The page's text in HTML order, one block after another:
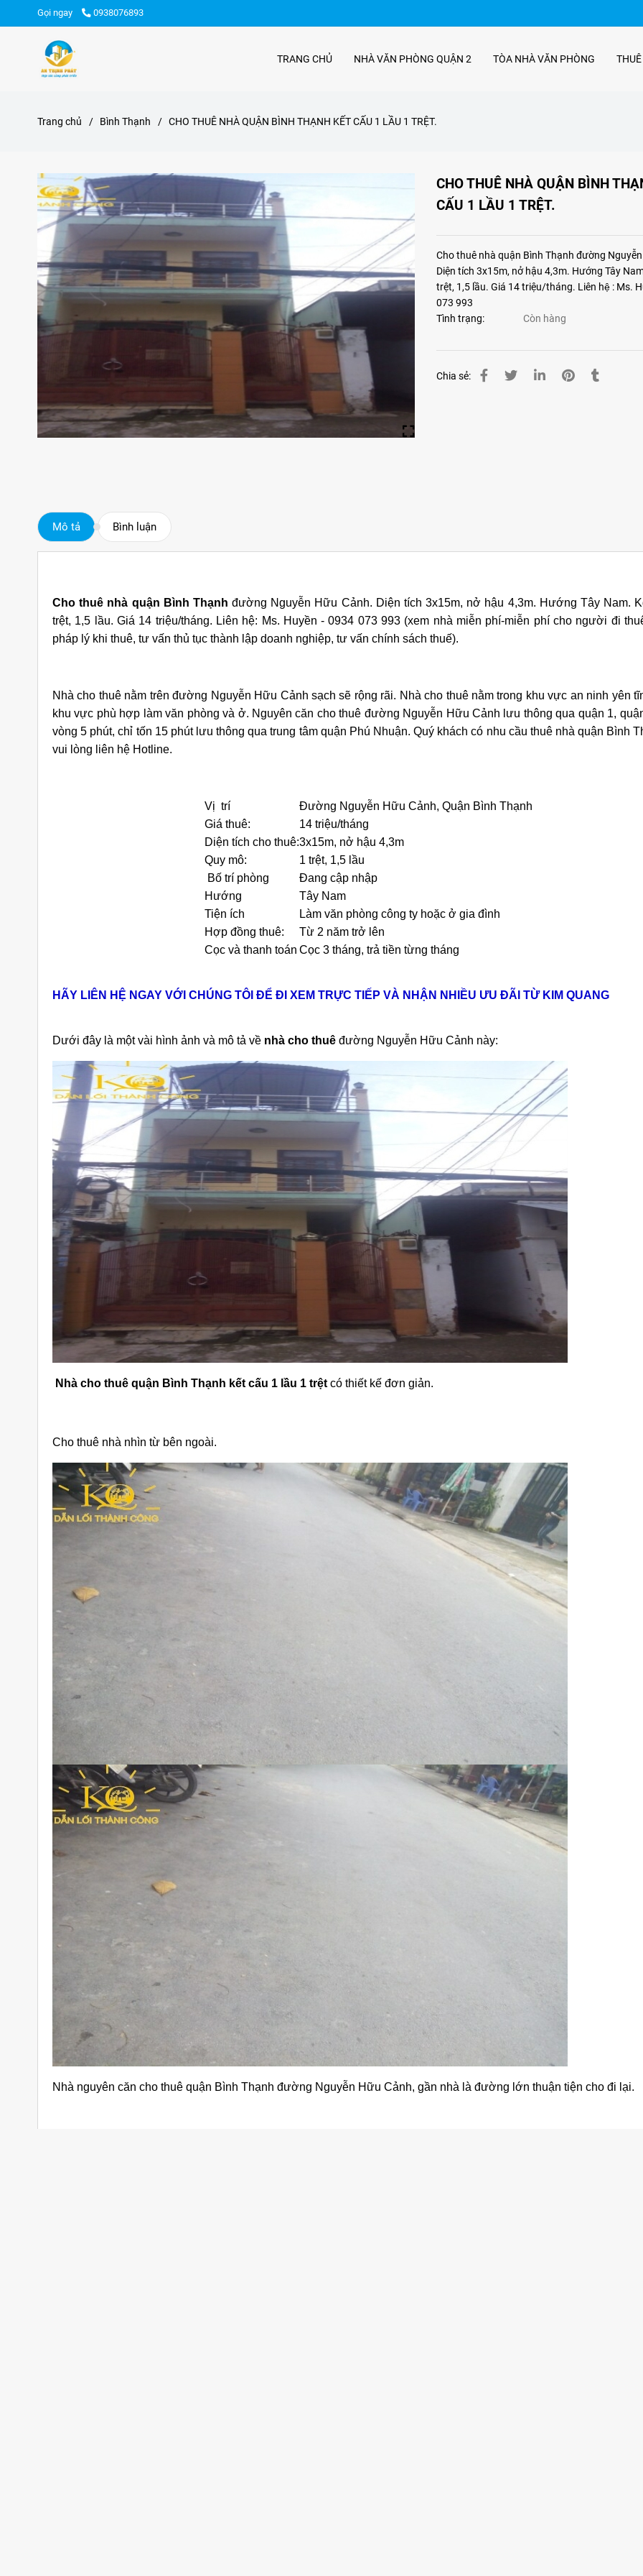
Gọi ngay 0938076893
TRANG CHỦ NHÀ VĂN PHÒNG QUẬN 2 TÒA NHÀ VĂN PHÒNG
Trang chủ / Bình Thạnh / CHO THUÊ NHÀ QUẬN BÌNH THẠNH KẾT CẤU 1 LẦU 1 TRỆT.
CHO THUÊ NHÀ QUẬN BÌNH
CẤU 1 LẦU 1 TRỆT.
Cho thuê nhà quận Bình Thạnh đường
Diện tích 3x15m, nở hậu 4,3m. Hướng Tây
trệt, 1,5 lầu. Giá 14 triệu/tháng. Liên hệ : Ms.
073 993
Tình trạng:
Còn hàng
Chia sẻ:
Mô tả Bình luận
Cho thuê nhà quận Bình Thạnh đường Nguyễn Hữu Cảnh. Diện tích 3x15m, nở hậu 4,3m. Hướng Tây Nam.
trệt, 1,5 lầu. Giá 14 triệu/tháng. Liên hệ: Ms. Huyền - 0934 073 993 (xem nhà miễn phí-miễn phí cho người đi
pháp lý khi thuê, tư vấn thủ tục thành lập doanh nghiệp, tư vấn chính sách thuế).
Nhà cho thuê nằm trên đường Nguyễn Hữu Cảnh sạch sẽ rộng rãi. Nhà cho thuê nằm trong khu vực an ninh yên
khu vực phù hợp làm văn phòng và ở. Nguyên căn cho thuê đường Nguyễn Hữu Cảnh lưu thông qua quận 1,
vòng 5 phút, chỉ tốn 15 phút lưu thông qua trung tâm quận Phú Nhuận. Quý khách có nhu cầu thuê nhà quận Bình
vui lòng liên hệ Hotline.
Vị trí
Đường Nguyễn Hữu Cảnh, Quận Bình Thạnh
Giá thuê:
14 triệu/tháng
Diện tích cho thuê:3x15m, nở hậu 4,3m
Quy mô:
1 trệt, 1,5 lầu
Bố trí phòng
Đang cập nhập
Hướng
Tây Nam
Tiện ích
Làm văn phòng công ty hoặc ở gia đình
Hợp đồng thuê:
Từ 2 năm trở lên
Cọc và thanh toán Cọc 3 tháng, trả tiền từng tháng
HÃY LIÊN HỆ NGAY VỚI CHÚNG TÔI ĐỂ ĐI XEM TRỰC TIẾP VÀ NHẬN NHIỀU ƯU ĐÃI TỪ KIM QUANG
Dưới đây là một vài hình ảnh và mô tả về nhà cho thuê đường Nguyễn Hữu Cảnh này:
Nhà cho thuê quận Bình Thạnh kết cấu 1 lầu 1 trệt có thiết kế đơn giản.
Cho thuê nhà nhìn từ bên ngoài.
25 triệu/tháng
Suốt
25 triệu/tháng
1 lầu